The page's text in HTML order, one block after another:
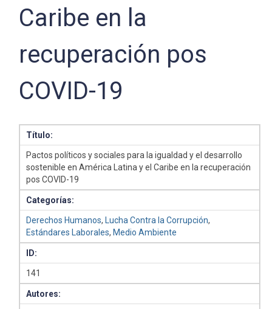
Caribe en la
recuperación pos
COVID-19
Título:
Pactos políticos y sociales para la igualdad y el desarrollo
sostenible en América Latina y el Caribe en la recuperación
pos COVID-19
Categorías:
Derechos Humanos, Lucha Contra la Corrupción,
Estándares Laborales, Medio Ambiente
ID:
141
Autores: